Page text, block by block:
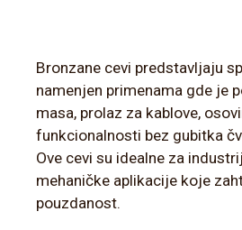
Bronzane cevi predstavljaju
namenjen primenama gde je
masa, prolaz za kablove,
funkcionalnosti bez gubitka
Ove cevi su idealne za
mehaničke aplikacije koje
pouzdanost.